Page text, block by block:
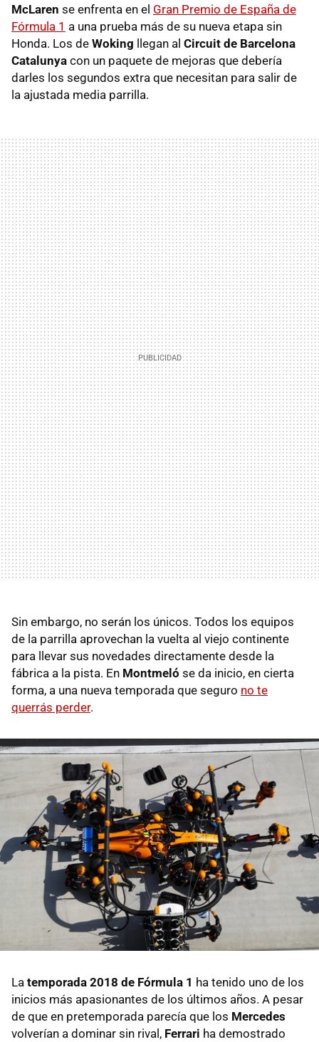
McLaren se enfrenta en el Gran Premio de España de
Fórmula 1 a una prueba más de su nueva etapa sin
Honda. Los de Woking llegan al Circuit de Barcelona
Catalunya con un paquete de mejoras que debería
darles los segundos extra que necesitan para salir de
la ajustada media parrilla.
Sin embargo, no serán los únicos. Todos los equipos
de la parrilla aprovechan la vuelta al viejo continente
para llevar sus novedades directamente desde la
fábrica a la pista. En Montmeló se da inicio, en cierta
forma, a una nueva temporada que seguro no te
querrás perder.
La temporada 2018 de Fórmula 1 ha tenido uno de los
inicios más apasionantes de los últimos años. A pesar
de que en pretemporada parecía que los Mercedes
volverían a dominar sin rival, Ferrari ha demostrado